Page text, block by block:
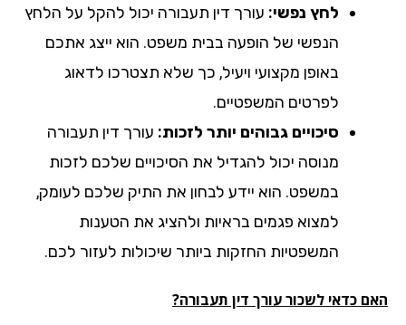
לחץ נפשי:עורך דין תעבורה יכול להקל על הלחץ
הנפשי של הופעה בבית משפט. הוא ייצג אתכם
באופן מקצועי ויעיל, כך שלא תצטרכו לדאוג
לפרטים המשפטיים.
סיכויים גבוהים יותר לזכות:עורך דין תעבורה
מנוסה יכול להגדיל את הסיכויים שלכם לזכות
במשפט. הוא יידע לבחון את התיק שלכם לעומק,
למצוא פגמים בראיות ולהציג את הטענות
המשפטיות החזקות ביותר שיכולות לעזור לכם.
כדאי לשכור עורך דין תעבורה?